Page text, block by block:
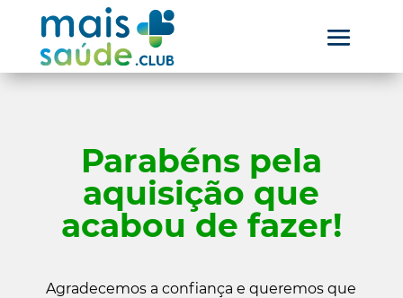
Parabéns pela
aquisição que
acabou de fazer!
Agradecemos a confiança e queremos que